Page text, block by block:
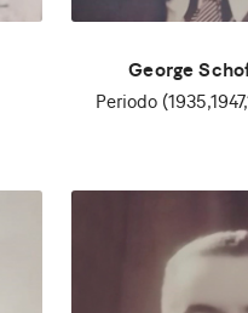
George
Periodo